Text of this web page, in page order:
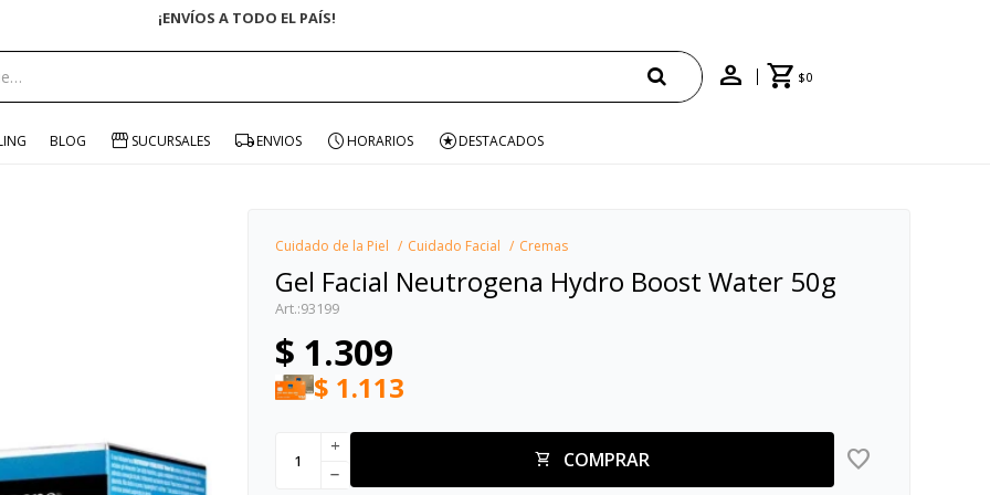
ENVÍO GRATIS EN COMPRAS +$1500 CON CUPÓN "ENVÍO"
$0
BLOG SUCURSALES ENVIOS HORARIOS DESTACADOS
Cuidado de la Piel Cuidado Facial Cremas
Gel Facial Neutrogena Hydro Boost Water 50g
93199
$ 1.309
$ 1.113
COMPRAR
add
remove